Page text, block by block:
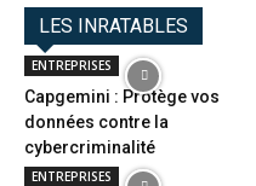
LES INRATABLES
ENTREPRISES
Capgemini : Protège vos
données contre la
cybercriminalité
ENTREPRISES